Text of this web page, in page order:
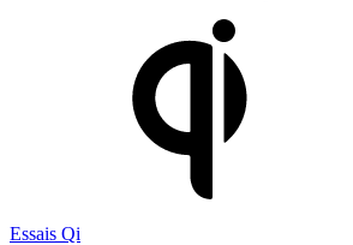
Essais Qi